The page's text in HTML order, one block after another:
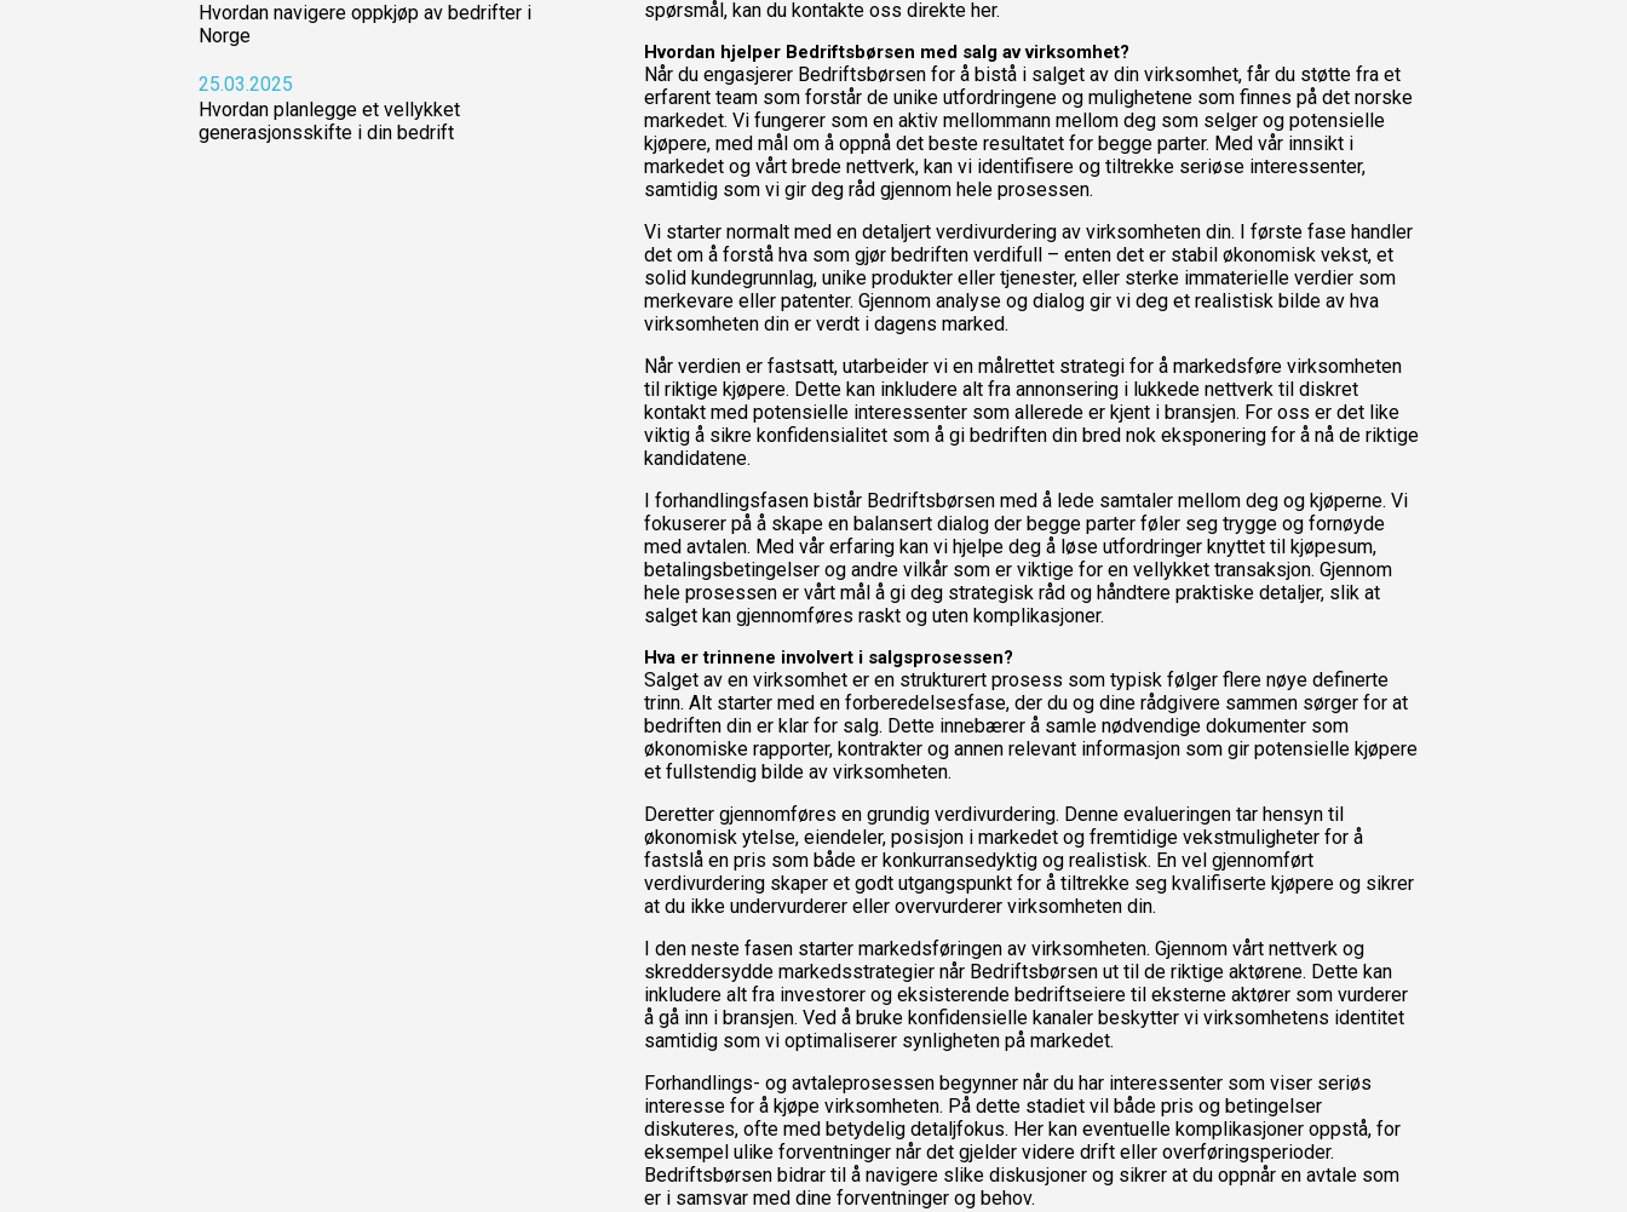
Hvordan navigere oppkjøp av bedrifter i
Norge
25.03.2025
Hvordan planlegge et vellykket
generasjonsskifte i din bedrift
spørsmål, kan du kontakte oss direkte her.
Hvordan hjelper Bedriftsbørsen med salg av virksomhet?
Når du engasjerer Bedriftsbørsen for å bistå i salget av din virksomhet, får du støtte fra et
erfarent team som forstår de unike utfordringene og mulighetene som finnes på det norske
markedet. Vi fungerer som en aktiv mellommann mellom deg som selger og potensielle
kjøpere, med mål om å oppnå det beste resultatet for begge parter. Med vår innsikt i
markedet og vårt brede nettverk, kan vi identifisere og tiltrekke seriøse interessenter,
samtidig som vi gir deg råd gjennom hele prosessen.
Vi starter normalt med en detaljert verdivurdering av virksomheten din. I første fase handler
det om å forstå hva som gjør bedriften verdifull – enten det er stabil økonomisk vekst, et
solid kundegrunnlag, unike produkter eller tjenester, eller sterke immaterielle verdier som
merkevare eller patenter. Gjennom analyse og dialog gir vi deg et realistisk bilde av hva
virksomheten din er verdt i dagens marked.
Når verdien er fastsatt, utarbeider vi en målrettet strategi for å markedsføre virksomheten
til riktige kjøpere. Dette kan inkludere alt fra annonsering i lukkede nettverk til diskret
kontakt med potensielle interessenter som allerede er kjent i bransjen. For oss er det like
viktig å sikre konfidensialitet som å gi bedriften din bred nok eksponering for å nå de riktige
kandidatene.
I forhandlingsfasen bistår Bedriftsbørsen med å lede samtaler mellom deg og kjøperne. Vi
fokuserer på å skape en balansert dialog der begge parter føler seg trygge og fornøyde
med avtalen. Med vår erfaring kan vi hjelpe deg å løse utfordringer knyttet til kjøpesum,
betalingsbetingelser og andre vilkår som er viktige for en vellykket transaksjon. Gjennom
hele prosessen er vårt mål å gi deg strategisk råd og håndtere praktiske detaljer, slik at
salget kan gjennomføres raskt og uten komplikasjoner.
Hva er trinnene involvert i salgsprosessen?
Salget av en virksomhet er en strukturert prosess som typisk følger flere nøye definerte
trinn. Alt starter med en forberedelsesfase, der du og dine rådgivere sammen sørger for at
bedriften din er klar for salg. Dette innebærer å samle nødvendige dokumenter som
økonomiske rapporter, kontrakter og annen relevant informasjon som gir potensielle kjøpere
et fullstendig bilde av virksomheten.
Deretter gjennomføres en grundig verdivurdering. Denne evalueringen tar hensyn til
økonomisk ytelse, eiendeler, posisjon i markedet og fremtidige vekstmuligheter for å
fastslå en pris som både er konkurransedyktig og realistisk. En vel gjennomført
verdivurdering skaper et godt utgangspunkt for å tiltrekke seg kvalifiserte kjøpere og sikrer
at du ikke undervurderer eller overvurderer virksomheten din.
I den neste fasen starter markedsføringen av virksomheten. Gjennom vårt nettverk og
skreddersydde markedsstrategier når Bedriftsbørsen ut til de riktige aktørene. Dette kan
inkludere alt fra investorer og eksisterende bedriftseiere til eksterne aktører som vurderer
å gå inn i bransjen. Ved å bruke konfidensielle kanaler beskytter vi virksomhetens identitet
samtidig som vi optimaliserer synligheten på markedet.
Forhandlings- og avtaleprosessen begynner når du har interessenter som viser seriøs
interesse for å kjøpe virksomheten. På dette stadiet vil både pris og betingelser
diskuteres, ofte med betydelig detaljfokus. Her kan eventuelle komplikasjoner oppstå, for
eksempel ulike forventninger når det gjelder videre drift eller overføringsperioder.
Bedriftsbørsen bidrar til å navigere slike diskusjoner og sikrer at du oppnår en avtale som
er i samsvar med dine forventninger og behov.